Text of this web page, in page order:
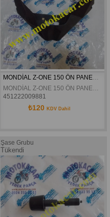
MONDİAL Z-ONE 150 ÖN PANEL ALT SAKAL ORJİNAL
MONDİAL Z-ONE 150 ÖN PANEL ALT SAKAL ORJİNAL
451222009881
₺120 KDV Dahil
Şase Grubu
Tükendi